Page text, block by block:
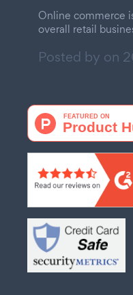
Online commerce
overall retail
Posted by on